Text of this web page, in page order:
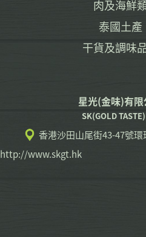
肉及海鮮
泰國土產
干貨及調味
星光(金味)有限
SK(GOLD
香港沙田山尾街43-47號
http://www.skgt.hk